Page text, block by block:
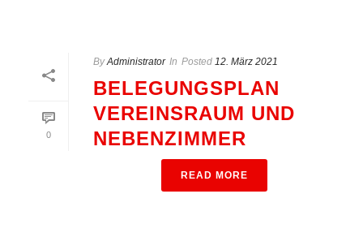
0
By Administrator In Posted 12. März 2021
BELEGUNGSPLAN
VEREINSRAUM UND
NEBENZIMMER
READ MORE